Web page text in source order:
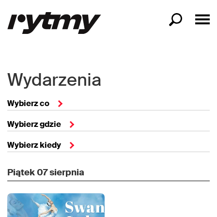
Wydarzenia
Wybierz co
Wybierz gdzie
Wybierz kiedy
Piątek07 sierpnia